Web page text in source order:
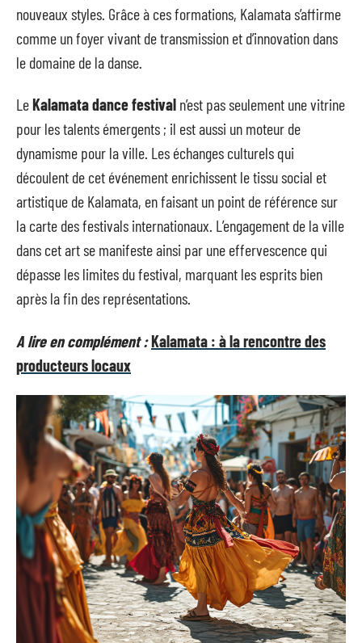
nouveaux styles. Grâce à ces formations, Kalamata s’affirme
comme un foyer vivant de transmission et d’innovation dans
le domaine de la danse.
LeKalamata dance festival n’est pas seulement une vitrine
pour les talents émergents ; il est aussi un moteur de
dynamisme pour la ville. Les échanges culturels qui
découlent de cet événement enrichissent le tissu social et
artistique de Kalamata, en faisant un point de référence sur
la carte des festivals internationaux. L’engagement de la ville
dans cet art se manifeste ainsi par une effervescence qui
dépasse les limites du festival, marquant les esprits bien
après la fin des représentations.
A lire en complément :Kalamata : à la rencontre des
producteurs locaux